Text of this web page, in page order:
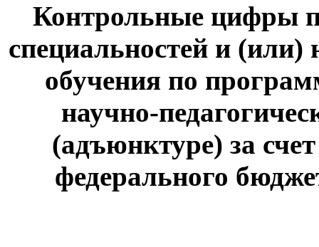
Контрольные цифры
специальностей и
обучения по
научно-
(адъюнктуре) за
федерального